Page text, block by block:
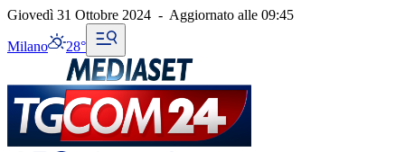
Giovedì 31 Ottobre 2024 - Aggiornato alle 09:45
Milano 28°